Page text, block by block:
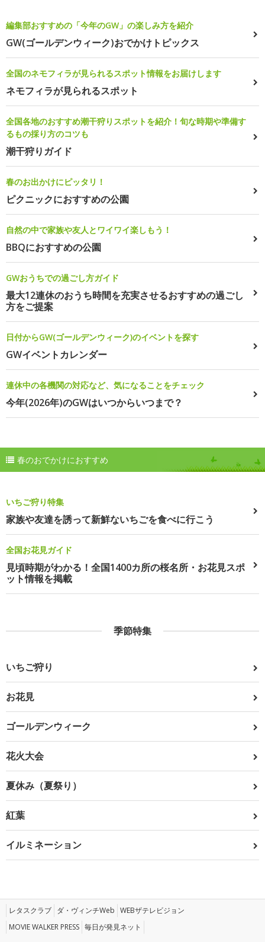
編集部おすすめの「今年のGW」の楽しみ方を紹介
GW(ゴールデンウィーク)おでかけトピックス
全国のネモフィラが見られるスポット情報をお届けします
ネモフィラが見られるスポット
全国各地のおすすめ潮干狩りスポットを紹介！旬な時期や準備す
るもの採り方のコツも
潮干狩りガイド
春のお出かけにピッタリ！
ピクニックにおすすめの公園
自然の中で家族や友人とワイワイ楽しもう！
BBQにおすすめの公園
GWおうちでの過ごし方ガイド
最大12連休のおうち時間を充実させるおすすめの過ごし
方をご提案
日付からGW(ゴールデンウィーク)のイベントを探す
GWイベントカレンダー
連休中の各機関の対応など、気になることをチェック
今年(2026年)のGWはいつからいつまで？
春のおでかけにおすすめ
いちご狩り特集
家族や友達を誘って新鮮ないちごを食べに行こう
全国お花見ガイド
見頃時期がわかる！全国1400カ所の桜名所・お花見スポ
ット情報を掲載
季節特集
いちご狩り
お花見
ゴールデンウィーク
花火大会
夏休み（夏祭り）
紅葉
イルミネーション
レタスクラブ ダ・ヴィンチWeb WEBザテレビジョン
MOVIE WALKER PRESS 毎日が発見ネット